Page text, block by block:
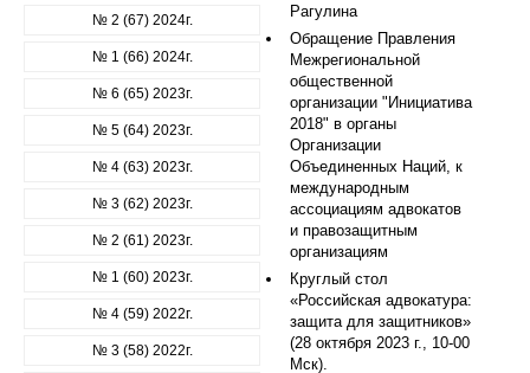
№ 2 (67) 2024г.
№ 1 (66) 2024г.
№ 6 (65) 2023г.
№ 5 (64) 2023г.
№ 4 (63) 2023г.
№ 3 (62) 2023г.
№ 2 (61) 2023г.
№ 1 (60) 2023г.
№ 4 (59) 2022г.
№ 3 (58) 2022г.
Рагулина
Обращение Правления
Межрегиональной
общественной
организации "Инициатива
2018" в органы
Организации
Объединенных Наций, к
международным
ассоциациям адвокатов
и правозащитным
организациям
Круглый стол
«Российская адвокатура:
защита для защитников»
(28 октября 2023 г., 10-00
Мск).